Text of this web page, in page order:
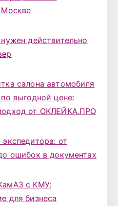
действительно
салона автомобиля
выгодной цене:
от ОКЛЕЙКА.ПРО
от
ошибок в документах
с КМУ:
для бизнеса